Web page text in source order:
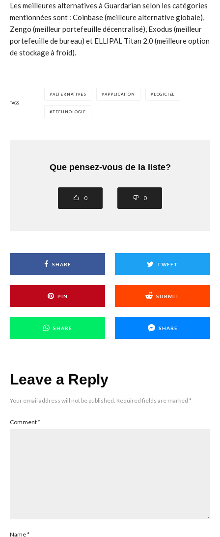
Les meilleures alternatives à Guardarian selon les catégories
mentionnées sont : Coinbase (meilleure alternative globale),
Zengo (meilleur portefeuille décentralisé), Exodus (meilleur
portefeuille de bureau) et ELLIPAL Titan 2.0 (meilleure option
de stockage à froid).
TAGS
ALTERNATIVES APPLICATION LOGICIEL
TECHNOLOGIE
Que pensez-vous de la liste?
0 0
SHARE TWEET
PIN SUBMIT
SHARE SHARE
Leave a Reply
Your email address will not be published. Required fields are marked *
Comment*
Name*